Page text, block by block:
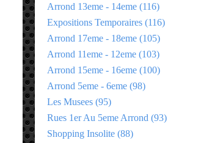
Arrond 13eme - 14eme (116)
Expositions Temporaires (116)
Arrond 17eme - 18eme (105)
Arrond 11eme - 12eme (103)
Arrond 15eme - 16eme (100)
Arrond 5eme - 6eme (98)
Les Musees (95)
Rues 1er Au 5eme Arrond (93)
Shopping Insolite (88)